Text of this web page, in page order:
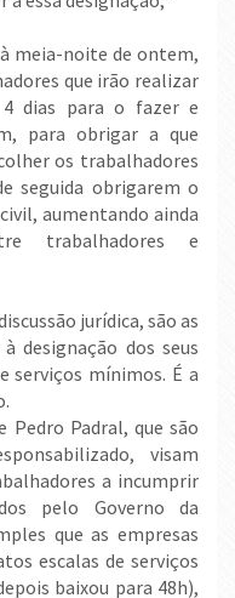
meia-noite de ontem,
que irão realizar
dias para o fazer e
para obrigar a que
os trabalhadores
seguida obrigarem o
aumentando ainda
trabalhadores e
jurídica, são as
designação dos seus
serviços mínimos. É a
Pedro Padral, que são
visam
a incumprir
pelo Governo da
que as empresas
escalas de serviços
baixou para 48h),